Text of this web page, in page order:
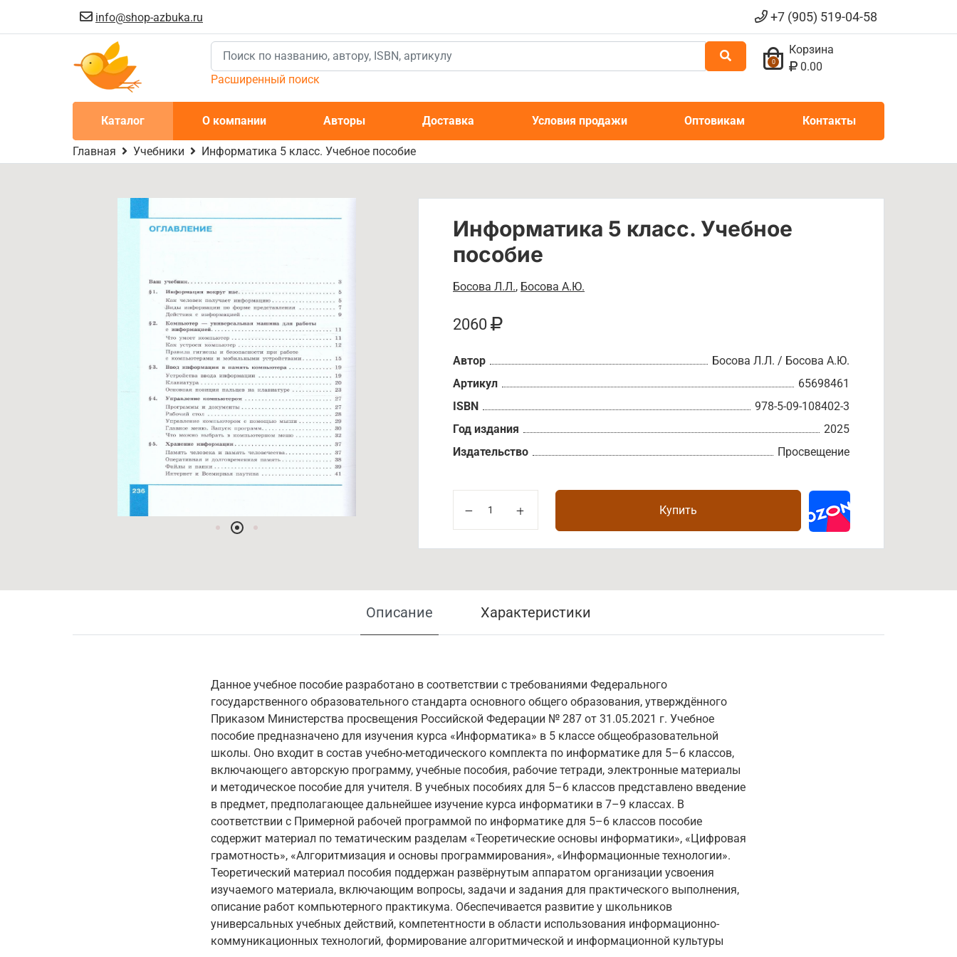
info@shop-azbuka.ru +7 (905) 519-04-58
Расширенный поиск
0
Корзина
0.00
Каталог О компании Авторы Доставка Условия продажи Оптовикам Контакты
Главная Учебники Информатика 5 класс. Учебное пособие
Информатика 5 класс. Учебное
пособие
Босова Л.Л., Босова А.Ю.
2060
Автор
Босова Л.Л. / Босова А.Ю.
Артикул
65698461
ISBN
978-5-09-108402-3
Год издания
2025
Издательство
Просвещение
Купить
Описание Характеристики
Данное учебное пособие разработано в соответствии с требованиями Федерального
государственного образовательного стандарта основного общего образования, утверждённого
Приказом Министерства просвещения Российской Федерации № 287 от 31.05.2021 г. Учебное
пособие предназначено для изучения курса «Информатика» в 5 классе общеобразовательной
школы. Оно входит в состав учебно-методического комплекта по информатике для 5–6 классов,
включающего авторскую программу, учебные пособия, рабочие тетради, электронные материалы
и методическое пособие для учителя. В учебных пособиях для 5–6 классов представлено введение
в предмет, предполагающее дальнейшее изучение курса информатики в 7–9 классах. В
соответствии с Примерной рабочей программой по информатике для 5–6 классов пособие
содержит материал по тематическим разделам «Теоретические основы информатики», «Цифровая
грамотность», «Алгоритмизация и основы программирования», «Информационные технологии».
Теоретический материал пособия поддержан развёрнутым аппаратом организации усвоения
изучаемого материала, включающим вопросы, задачи и задания для практического выполнения,
описание работ компьютерного практикума. Обеспечивается развитие у школьников
универсальных учебных действий, компетентности в области использования информационно-
коммуникационных технологий, формирование алгоритмической и информационной культуры